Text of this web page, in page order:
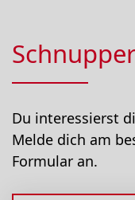
Du interessierst
Melde dich am
Formular an.